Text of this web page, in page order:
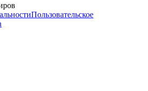
Пользовательское